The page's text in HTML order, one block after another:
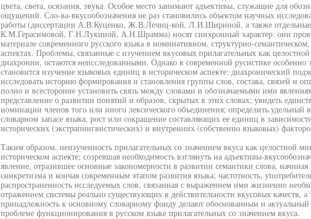
цвета, света, осязания, звука. Особое место занимают адъективы, служащие для
ощущений. Сло-ва-вкусообозначения не раз становились объектом научных
работы (диссертации А.В.Куценко, Ж.В.Лечиц-кой, Л.И.Шириной, а также
К.М.Герасимовой, Г.Н.Лукиной, А.Н.Шрамма) носят синхронный характер: они
материале современного русского языка в номинативном, структурно-
аспектах. Проблемы, связанные с изучением вкусовых прилагательных как
диахронии, остаются неисследованными. Однако в современной русистике особенно
становится изучение языковых единиц в историческом аспекте: диахронический
исследовать историю формирования и становления группы слов, состава, связей и
полно и всесторонне установить связь между словами и обозначаемыми ими
представление о развитии понятий и образов, скрытых в этих словах; увидеть
номинации членов того или иного лексического объединения; определить.удельный
словарном запасе языка, рост или сокращение составляющих ее единиц в
исторических (экстрапингвистических) и внутренних (собственно языковых)
Таким образом, неизученность прилагательных со значением вкуса как целостной
историческом аспекте; созревшая необходимость взглянуть на адъективы-
явление, отразившее основные закономерности в развитии семантики слова, начиная
синкретизма и кончая современным этапом развития языка; частотность,
распространенность исследуемых слов, связанная с выражением ими жизненно
отражением системы реально существующих в действительности вкусовых качеств, а
принадлежность к основному словарному фонду делают обоснованным и
проблеме функционирования в русском языке прилагательных со значением вкуса.